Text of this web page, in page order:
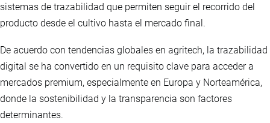
sistemas de trazabilidad que permiten seguir el recorrido del
producto desde el cultivo hasta el mercado final.
De acuerdo con tendencias globales en agritech, la trazabilidad
digital se ha convertido en un requisito clave para acceder a
mercados premium, especialmente en Europa y Norteamérica,
donde la sostenibilidad y la transparencia son factores
determinantes.